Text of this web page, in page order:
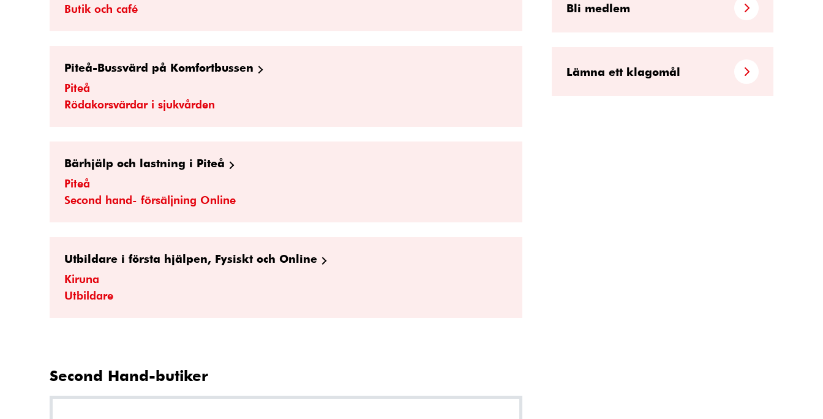
Butik och café
Piteå-Bussvärd på Komfortbussen
Piteå
Rödakorsvärdar i sjukvården
Bärhjälp och lastning i Piteå
Piteå
Second hand- försäljning Online
Utbildare i första hjälpen, Fysiskt och Online
Kiruna
Utbildare
Second Hand-butiker
Bli medlem
Lämna ett klagomål